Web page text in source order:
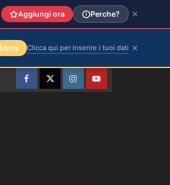
FacebookTwitterInstagramYouTube
Aggiungi ora Perche?
Entra Clicca qui per inserire i tuoi dati